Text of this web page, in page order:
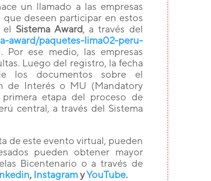
un llamado a las empresas
deseen participar en estos
el Sistema Award, a través del
award/paquetes-lima02-peru-
ese medio, las empresas
Luego del registro, la fecha
los documentos sobre el
de Interés o MU (Mandatory
etapa del proceso de
central, a través del Sistema
de este evento virtual, pueden
pueden obtener mayor
Bicentenario o a través de
, InstagramyYouTube.